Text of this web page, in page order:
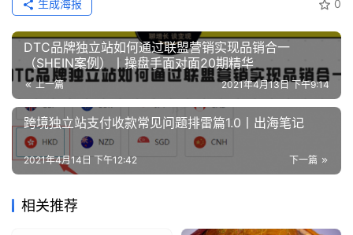
0
生成海报
DTC品牌独立站如何通过联盟营销实现品销合一
（SHEIN案例）丨操盘手面对面20期精华
上一篇 2021年4月13日 下午9:14
跨境独立站支付收款常见问题排雷篇1.0丨出海笔记
下一篇
2021年4月14日 下午12:42
相关推荐